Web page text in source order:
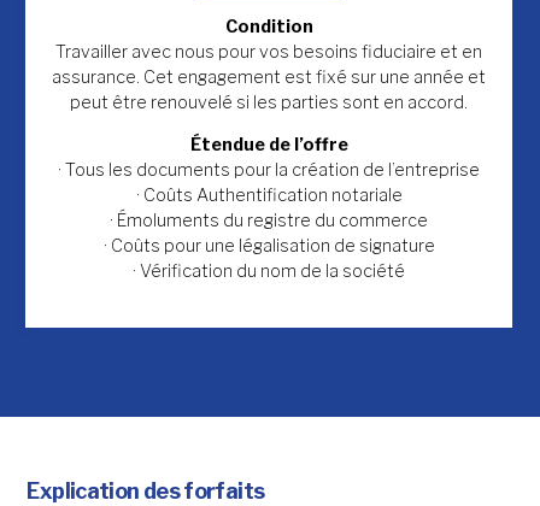
Condition
Travailler avec nous pour vos besoins fiduciaire et en
assurance. Cet engagement est fixé sur une année et
peut être renouvelé si les parties sont en accord.
Étendue de l’offre
· Tous les documents pour la création de l’entreprise
· Coûts Authentification notariale
· Émoluments du registre du commerce
· Coûts pour une légalisation de signature
· Vérification du nom de la société
Explication des forfaits